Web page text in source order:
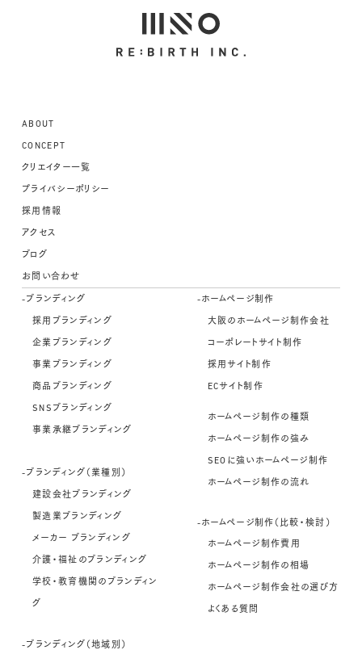
ABOUT
CONCEPT
クリエイター一覧
プライバシーポリシー
採用情報
アクセス
ブログ
お問い合わせ
-ブランディング
採用ブランディング
企業ブランディング
事業ブランディング
商品ブランディング
SNSブランディング
事業承継ブランディング
-ブランディング（業種別）
建設会社ブランディング
製造業ブランディング
メーカー ブランディング
介護・福祉のブランディング
学校・教育機関のブランディン
グ
-ブランディング（地域別）
-ホームページ制作
大阪のホームページ制作会社
コーポレートサイト制作
採用サイト制作
ECサイト制作
ホームページ制作の種類
ホームページ制作の強み
SEOに強いホームページ制作
ホームページ制作の流れ
-ホームページ制作（比較・検討）
ホームページ制作費用
ホームページ制作の相場
ホームページ制作会社の選び方
よくある質問